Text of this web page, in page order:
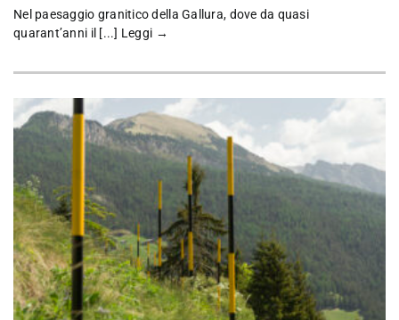
Nel paesaggio granitico della Gallura, dove da quasi
quarant’anni il [...] Leggi →